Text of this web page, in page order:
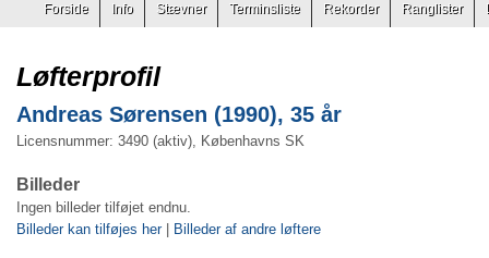
Forside Info Stævner Terminsliste Rekorder Ranglister
Løfterprofil
Andreas Sørensen (1990), 35 år
Licensnummer: 3490 (aktiv), Københavns SK
Billeder
Ingen billeder tilføjet endnu.
Billeder kan tilføjes her| Billeder af andre løftere